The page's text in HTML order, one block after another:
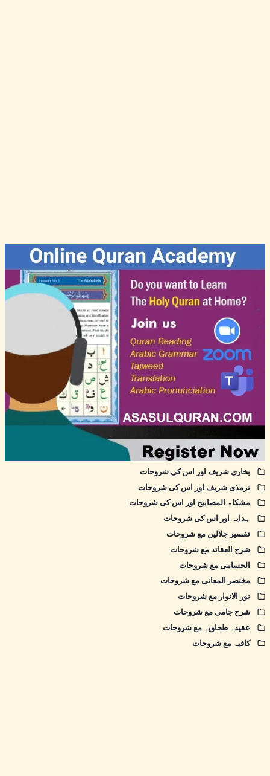
بخاری شریف اور اس کی شروحات
ترمذی شریف اور اس کی شروحات
مشکاۃ المصابیح اور اس کی شروحات
ہدایہ اور اس کی شروحات
تفسیر جلالین مع شروحات
شرح العقائد مع شروحات
الحسامی مع شروحات
مختصر المعانی مع شروحات
نور الانوار مع شروحات
شرح جامی مع شروحات
عقیدہ طحاویہ مع شروحات
کافیہ مع شروحات